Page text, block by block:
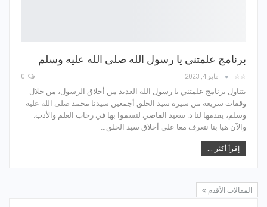
برنامج علمتني يا رسول الله صلى الله عليه وسلم
☆☆ مايو 4, 2023
يتناول برنامج علمتني يا رسول الله العديد من أخلاق الرسول، من خلال
وقفات سريعة من سيرة سيد الخلق أجمعين سيدنا محمد صلى الله عليه
وسلم، يقدمها لنا د. سعيد القاضي لنسموا بها في رحاب العلم والأدب.
والآن هيا بنا نتعرف معا على أخلاق سيد الخلق…
إقرأ أكثر ...
المقالات الأقدم